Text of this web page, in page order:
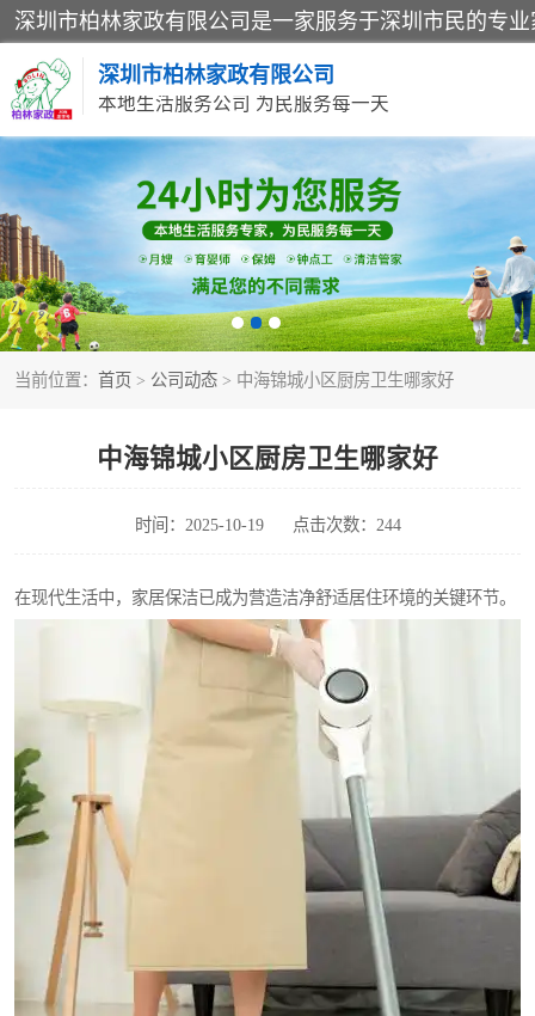
深圳市柏林家政有限公司
本地生活服务公司 为民服务每一天
当前位置： 首页 > 公司动态 > 中海锦城小区厨房卫生哪家好
中海锦城小区厨房卫生哪家好
时间：2025-10-19 点击次数：244
在现代生活中，家居保洁已成为营造洁净舒适居住环境的关键环节。
家居保洁
家庭保姆